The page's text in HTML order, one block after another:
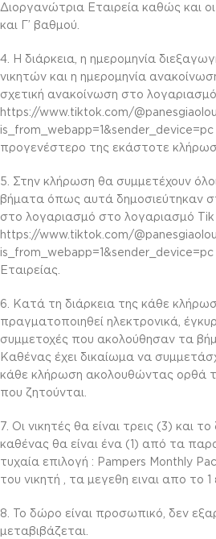
Διοργανώτρια Εταιρεία καθώς και
και Γ’ βαθμού.
4. Η διάρκεια, η ημερομηνία
νικητών και η ημερομηνία
σχετική ανακοίνωση στο
https://www.tiktok.com/
προγενέστερο της εκάστοτε
5. Στην κλήρωση θα συμμετέχουν
βήματα όπως αυτά δημοσιεύτηκαν
στο λογαριασμό στο λογαριασμό Tik
https://www.tiktok.com/
Εταιρείας.
6. Κατά τη διάρκεια της κάθε
πραγματοποιηθεί ηλεκτρονικά,
συμμετοχές που ακολούθησαν τα
Καθένας έχει δικαίωμα να
κάθε κλήρωση ακολουθώντας ορθά
που ζητούνται.
7. Οι νικητές θα είναι τρεις (3) και
καθένας θα είναι ένα (1) από τα
τυχαία επιλογή : Pampers Monthly
του νικητή , τα μεγεθη ειναι απο το
8. Το δώρο είναι προσωπικό, δεν
μεταβιβάζεται.